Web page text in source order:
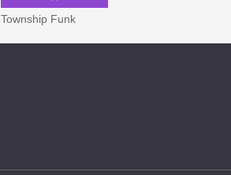
Township Funk